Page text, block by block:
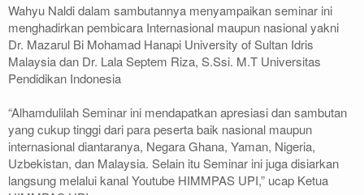
Wahyu Naldi dalam sambutannya menyampaikan seminar ini
menghadirkan pembicara Internasional maupun nasional yakni
Dr. Mazarul Bi Mohamad Hanapi University of Sultan Idris
Malaysia dan Dr. Lala Septem Riza, S.Ssi. M.T Universitas
Pendidikan Indonesia
“Alhamdulilah Seminar ini mendapatkan apresiasi dan sambutan
yang cukup tinggi dari para peserta baik nasional maupun
internasional diantaranya, Negara Ghana, Yaman, Nigeria,
Uzbekistan, dan Malaysia. Selain itu Seminar ini juga disiarkan
langsung melalui kanal Youtube HIMMPAS UPI,” ucap Ketua